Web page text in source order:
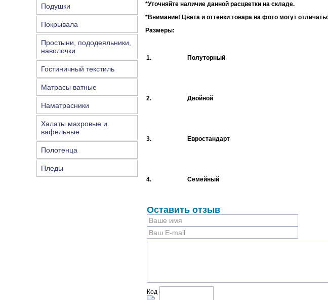
Подушки
Покрывала
Простыни, пододеяльники,
наволочки
Гостиничный текстиль
Матрасы ватные
Наматрасники
Халаты махровые и
вафельные
Полотенца
Пледы
*Уточняйте наличие данной расцветки на складе.
*Внимание! Цвета и оттенки товара на фото могут
Размеры:
1. Полуторный
2. Двойной
3. Евростандарт
4. Семейный
Оставить отзыв
Код с рисунка: